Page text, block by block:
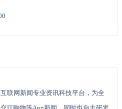
联网新闻专业资讯科技平台，为全